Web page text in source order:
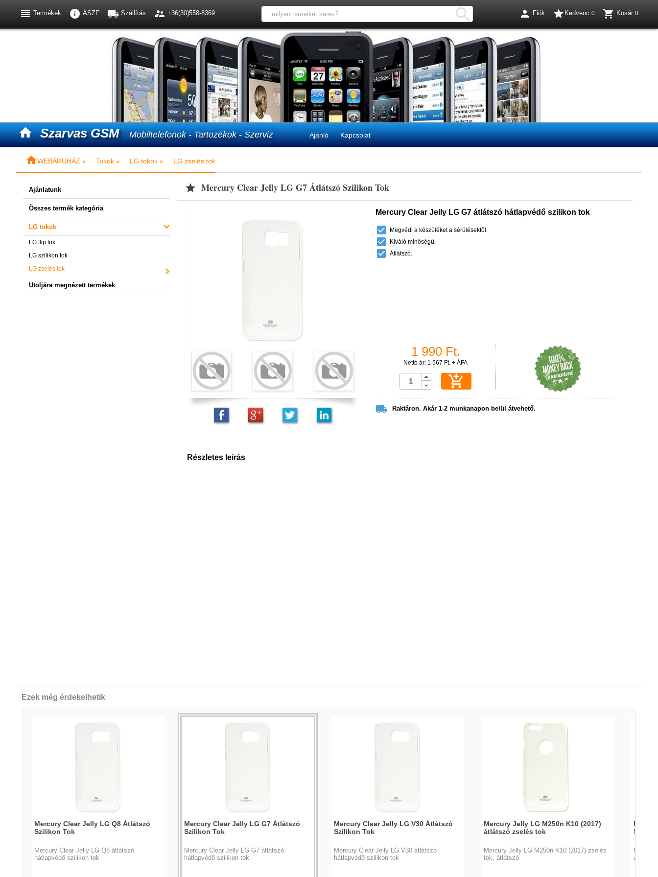
 Szarvas GSM Mobiltelefonok - Tartozékok - Szerviz Ajánló Kapcsolat
 Termékek  ÁSZF  Szállítás  +36(30)558-8369   Fiók  Kedvenc 0  Kosár 0
WEBÁRUHÁZ » Tokok » LG tokok » LG zselés tok
Ajánlatunk
Összes termék kategória
LG tokok
LG flip tok
LG szilikon tok
LG zselés tok
Utoljára megnézett termékek
 Mercury Clear Jelly LG G7 Átlátszó Szilikon Tok
Mercury Clear Jelly LG G7 átlátszó hátlapvédő szilikon tok
 Megvédi a készüléket a sérülésektől.
 Kiváló minőségű.
 Átlátszó.
1 990 Ft.
Nettó ár: 1 567 Ft. + ÁFA

 Raktáron. Akár 1-2 munkanapon belül átvehető.
Részletes leírás
Ezek még érdekelhetik
Mercury Clear Jelly LG Q8 Átlátszó
Szilikon Tok
Mercury Clear Jelly LG Q8 átlátszó
hátlapvédő szilikon tok
Mercury Clear Jelly LG G7 Átlátszó
Szilikon Tok
Mercury Clear Jelly LG G7 átlátszó
hátlapvédő szilikon tok
Mercury Clear Jelly LG V30 Átlátszó
Szilikon Tok
Mercury Clear Jelly LG V30 átlátszó
hátlapvédő szilikon tok
Mercury Jelly LG M250n K10 (2017)
átlátszó zselés tok
Mercury Jelly LG M250n K10 (2017) zselés
tok, átlátszó
átlátszó